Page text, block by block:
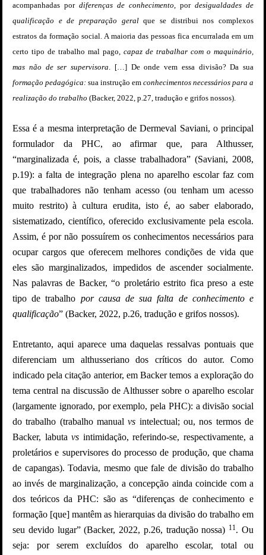
acompanhadas por diferenças de conhecimento, por desigualdades de
qualificação e de preparação geralque se distribui nos complexos
estratos da formação social. A maioria das pessoas fica encurralada em um
certo tipo de trabalho mal pago, capaz de trabalhar com o maquinário,
mas não de ser supervisora. […] De onde vem essa divisão? Da sua
formação pedagógica: sua instrução em conhecimentos necessários para a
realização do trabalho (Backer, 2022, p.27, tradução e grifos nossos).
Essa é a mesma interpretação de Dermeval Saviani, o principal
formulador da PHC, ao afirmar que,para Althusser,
“marginalizada é, pois, a classe trabalhadora” (Saviani, 2008,
p.19): a falta de integração plena no aparelho escolar faz com
que trabalhadores não tenham acesso (ou tenham um acesso
muito restrito) à cultura erudita, isto é, ao saber elaborado,
sistematizado, científico, oferecido exclusivamente pela escola.
Assim, é por não possuírem os conhecimentos necessários para
ocupar cargos que oferecem melhores condições de vida que
eles são marginalizados, impedidos de ascender socialmente.
Nas palavras de Backer, “o proletário estrito fica preso a este
tipo de trabalho por causa de sua falta de conhecimento e
qualificação” (Backer, 2022, p.26, tradução e grifos nossos).
Entretanto, aqui aparece uma daquelas ressalvas pontuais que
diferenciam um althusseriano dos críticos do autor. Como
indicado pela citação anterior, em Backer temos a exploração do
tema central na discussão de Althusser sobre o aparelho escolar
(largamente ignorado, por exemplo, pela PHC): a divisão social
do trabalho (trabalho manualvs intelectual; ou, nos termos de
Backer, labuta vs intimidação, referindo-se, respectivamente, a
proletários e supervisores do processo de produção, que chama
de capangas). Todavia, mesmo que fale de divisão do trabalho
ao invés de marginalização, a concepção ainda coincide com a
dos teóricos da PHC: são as “diferenças de conhecimento e
formação [que] mantêm as hierarquias da divisão do trabalho em
seu devido lugar” (Backer, 2022, p.26, tradução nossa) 11 . Ou
seja: por serem excluídos do aparelho escolar, total ou